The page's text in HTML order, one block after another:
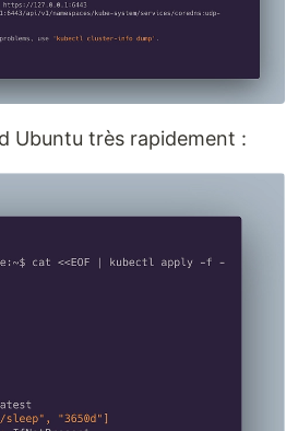
Ubuntu très rapidement :